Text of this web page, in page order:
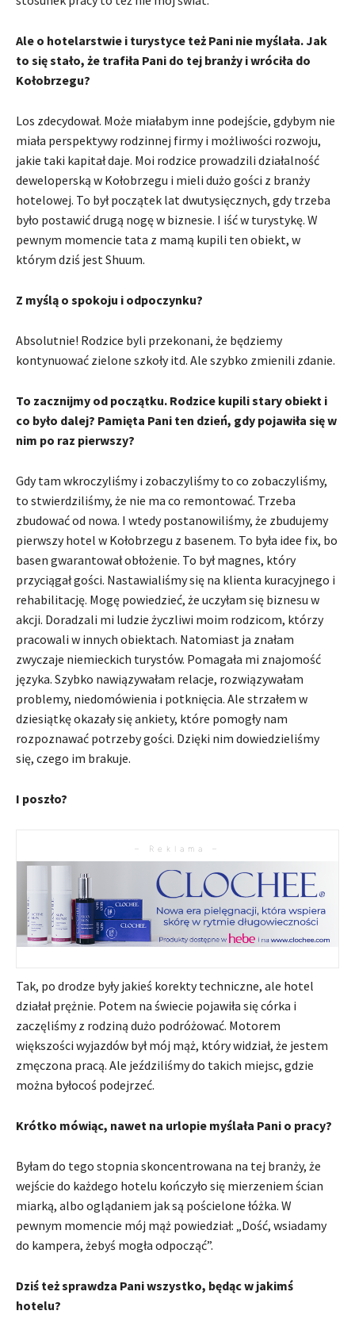
Ale o hotelarstwie i turystyce też Pani nie myślała. Jak
to się stało, że trafiła Pani do tej branży i wróciła do
Kołobrzegu?
Los zdecydował. Może miałabym inne podejście, gdybym nie
miała perspektywy rodzinnej firmy i możliwości rozwoju,
jakie taki kapitał daje. Moi rodzice prowadzili działalność
deweloperską w Kołobrzegu i mieli dużo gości z branży
hotelowej. To był początek lat dwutysięcznych, gdy trzeba
było postawić drugą nogę w biznesie. I iść w turystykę. W
pewnym momencie tata z mamą kupili ten obiekt, w
którym dziś jest Shuum.
Z myślą o spokoju i odpoczynku?
Absolutnie! Rodzice byli przekonani, że będziemy
kontynuować zielone szkoły itd. Ale szybko zmienili zdanie.
To zacznijmy od początku. Rodzice kupili stary obiekt i
co było dalej? Pamięta Pani ten dzień, gdy pojawiła się w
nim po raz pierwszy?
Gdy tam wkroczyliśmy i zobaczyliśmy to co zobaczyliśmy,
to stwierdziliśmy, że nie ma co remontować. Trzeba
zbudować od nowa. I wtedy postanowiliśmy, że zbudujemy
pierwszy hotel w Kołobrzegu z basenem. To była idee fix, bo
basen gwarantował obłożenie. To był magnes, który
przyciągał gości. Nastawialiśmy się na klienta kuracyjnego i
rehabilitację. Mogę powiedzieć, że uczyłam się biznesu w
akcji. Doradzali mi ludzie życzliwi moim rodzicom, którzy
pracowali w innych obiektach. Natomiast ja znałam
zwyczaje niemieckich turystów. Pomagała mi znajomość
języka. Szybko nawiązywałam relacje, rozwiązywałam
problemy, niedomówienia i potknięcia. Ale strzałem w
dziesiątkę okazały się ankiety, które pomogły nam
rozpoznawać potrzeby gości. Dzięki nim dowiedzieliśmy
się, czego im brakuje.
I poszło?
– Reklama –
Tak, po drodze były jakieś korekty techniczne, ale hotel
działał prężnie. Potem na świecie pojawiła się córka i
zaczęliśmy z rodziną dużo podróżować. Motorem
większości wyjazdów był mój mąż, który widział, że jestem
zmęczona pracą. Ale jeździliśmy do takich miejsc, gdzie
można byłocoś podejrzeć.
Krótko mówiąc, nawet na urlopie myślała Pani o pracy?
Byłam do tego stopnia skoncentrowana na tej branży, że
wejście do każdego hotelu kończyło się mierzeniem ścian
miarką, albo oglądaniem jak są pościelone łóżka. W
pewnym momencie mój mąż powiedział: „Dość, wsiadamy
do kampera, żebyś mogła odpocząć”.
Dziś też sprawdza Pani wszystko, będąc w jakimś
hotelu?